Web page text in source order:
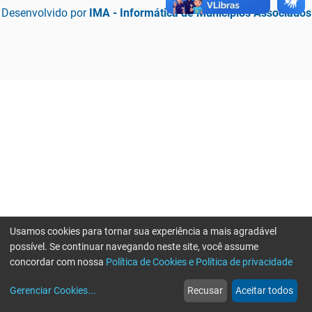
Desenvolvido por IMA - Informática de Municípios Associados
web
Notícias
more_horiz
Mais
Usamos cookies para tornar sua experiência a mais agradável
possível. Se continuar navegando neste site, você assume
concordar com nossa Política de Cookies e Política de privacidade
Gerenciar Cookies... Recusar Aceitar todos
Erro ao enviar informações, por favor tente novamente